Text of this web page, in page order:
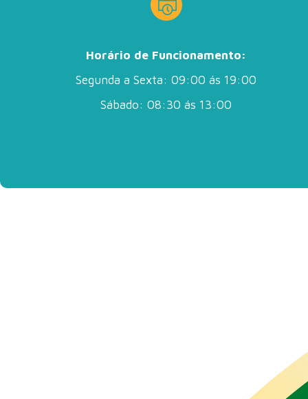
Horário de Funcionamento:
Segunda a Sexta: 09:00 ás 19:00
Sábado: 08:30 ás 13:00